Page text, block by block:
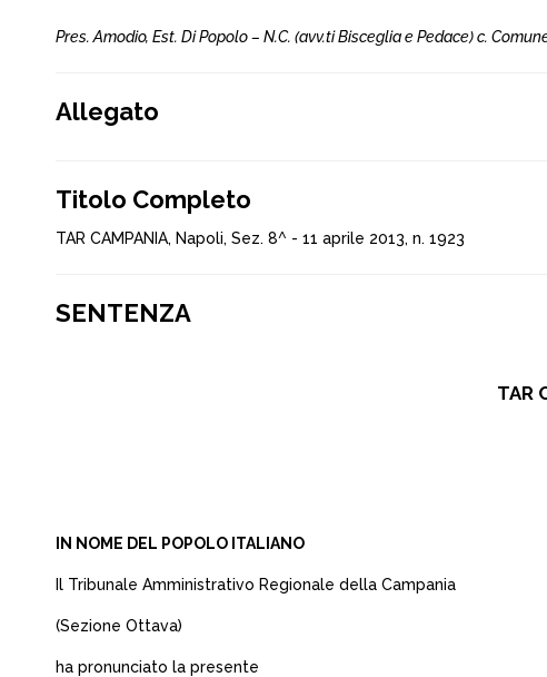
Pres. Amodio, Est. Di Popolo – N.C. (avv.ti Bisceglia e Pedace) c.
Allegato
Titolo Completo
TAR CAMPANIA, Napoli, Sez. 8^ - 11 aprile 2013, n. 1923
SENTENZA
TAR
IN NOME DEL POPOLO ITALIANO
Il Tribunale Amministrativo Regionale della Campania
(Sezione Ottava)
ha pronunciato la presente